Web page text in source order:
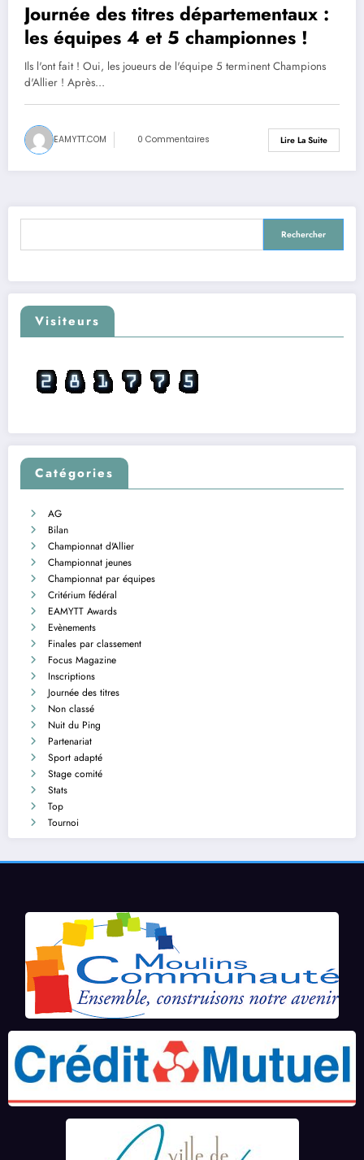
Journée des titres départementaux :
les équipes 4 et 5 championnes !
Ils l'ont fait ! Oui, les joueurs de l'équipe 5 terminent Champions
d'Allier ! Après…
EAMYTT.COM 0 Commentaires Lire La Suite
Rechercher
Visiteurs
Catégories
AG
Bilan
Championnat d'Allier
Championnat jeunes
Championnat par équipes
Critérium fédéral
EAMYTT Awards
Evènements
Finales par classement
Focus Magazine
Inscriptions
Journée des titres
Non classé
Nuit du Ping
Partenariat
Sport adapté
Stage comité
Stats
Top
Tournoi